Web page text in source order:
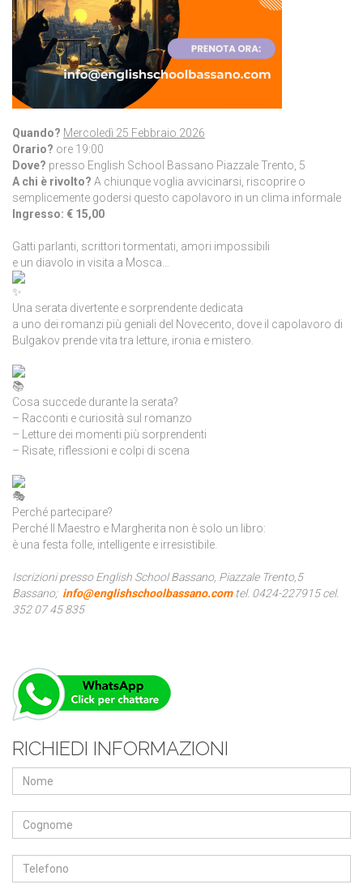
Quando? Mercoledì 25 Febbraio 2026
Orario? ore 19:00
Dove? presso English School Bassano Piazzale Trento, 5
A chi è rivolto? A chiunque voglia avvicinarsi, riscoprire o
semplicemente godersi questo capolavoro in un clima informale
Ingresso: € 15,00
Gatti parlanti, scrittori tormentati, amori impossibili
e un diavolo in visita a Mosca…
Una serata divertente e sorprendente dedicata
a uno dei romanzi più geniali del Novecento, dove il capolavoro di
Bulgakov prende vita tra letture, ironia e mistero.
Cosa succede durante la serata?
– Racconti e curiosità sul romanzo
– Letture dei momenti più sorprendenti
– Risate, riflessioni e colpi di scena
Perché partecipare?
Perché Il Maestro e Margherita non è solo un libro:
è una festa folle, intelligente e irresistibile.
Iscrizioni presso English School Bassano, Piazzale Trento,5
Bassano; info@englishschoolbassano.com tel. 0424-227915 cel.
352 07 45 835
RICHIEDI INFORMAZIONI